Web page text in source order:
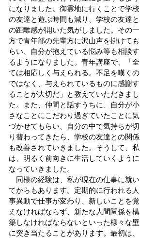
になりました。御霊地に行くことで学校
の友達と遊ぶ時間も減り、学校の友達と
の距離感が開いた気がしました。その一
方で青年部の先輩方に沢山声を掛けても
らい、自分が抱えている悩み等も相談す
るようになりました。青年講座で、「全
ては相応しく与えられる。不足を嘆くの
ではなく、与えられているものに感謝す
ることが大切だ」と教えていただきまし
た。また、仲間と話すうちに、自分が小
さなことにこだわり過ぎていたことに気
づかせてもらい、自分の中で気持ちが切
り替わってきたら、学校の友達との関係
も改善されていきました。そうして、私
は、明るく前向きに生活していくように
なっていきました。
同様の経験は、私が現在の仕事に就い
てからもあります。定期的に行われる人
事異動で仕事が変わり、新しいことを覚
えなければならず、新たな人間関係を構
築しなければならないといった様々な壁
に突き当たることがあります。最初は、